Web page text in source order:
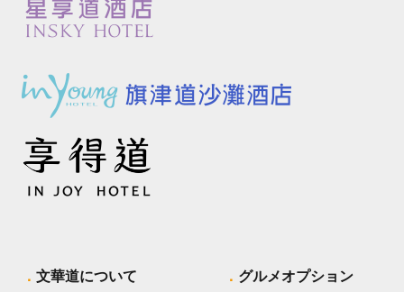
文華道について
グルメオプション